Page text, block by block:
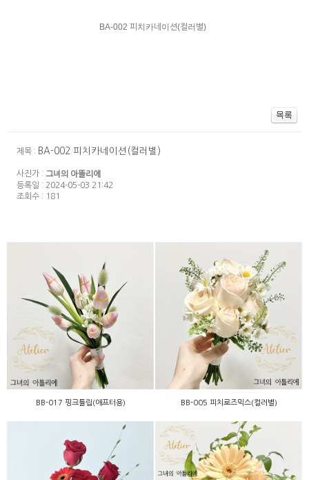
BA-002 피치카네이션(컬러별)
제목 : BA-002 피치카네이션(컬러별)
사진가 : 그녀의 아뜰리에
등록일 : 2024-05-03 21:42
조회수 : 181
BB-017 핑크튤립(애프터
용)
BB-017 핑크튤립(애프터용)
BB-005 피치로즈믹스(컬러
별)
BB-005 피치로즈믹스(컬러별)